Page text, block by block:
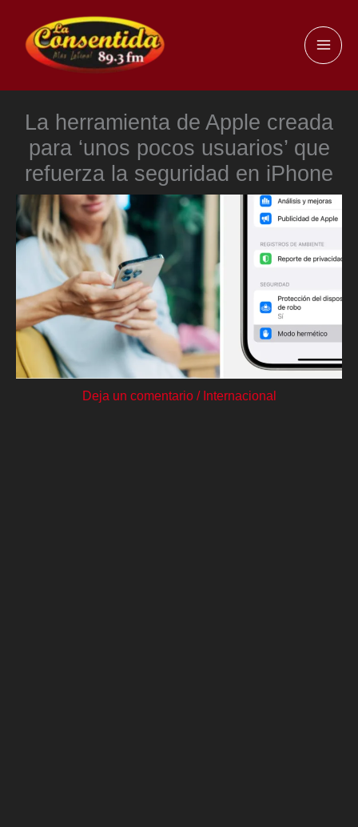
contenido
La herramienta de Apple creada
para ‘unos pocos usuarios’ que
refuerza la seguridad en iPhone
Deja un comentario / Internacional